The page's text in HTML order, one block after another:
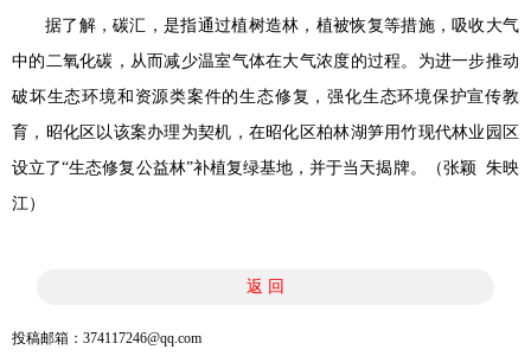
据了解，碳汇，是指通过植树造林，植被恢复等措施，吸收大气
中的二氧化碳，从而减少温室气体在大气浓度的过程。为进一步推动
破坏生态环境和资源类案件的生态修复，强化生态环境保护宣传教
育，昭化区以该案办理为契机，在昭化区柏林湖笋用竹现代林业园区
设立了“生态修复公益林”补植复绿基地，并于当天揭牌。（张颖 朱映
江 ）
返 回
投稿邮箱：374117246@qq.com